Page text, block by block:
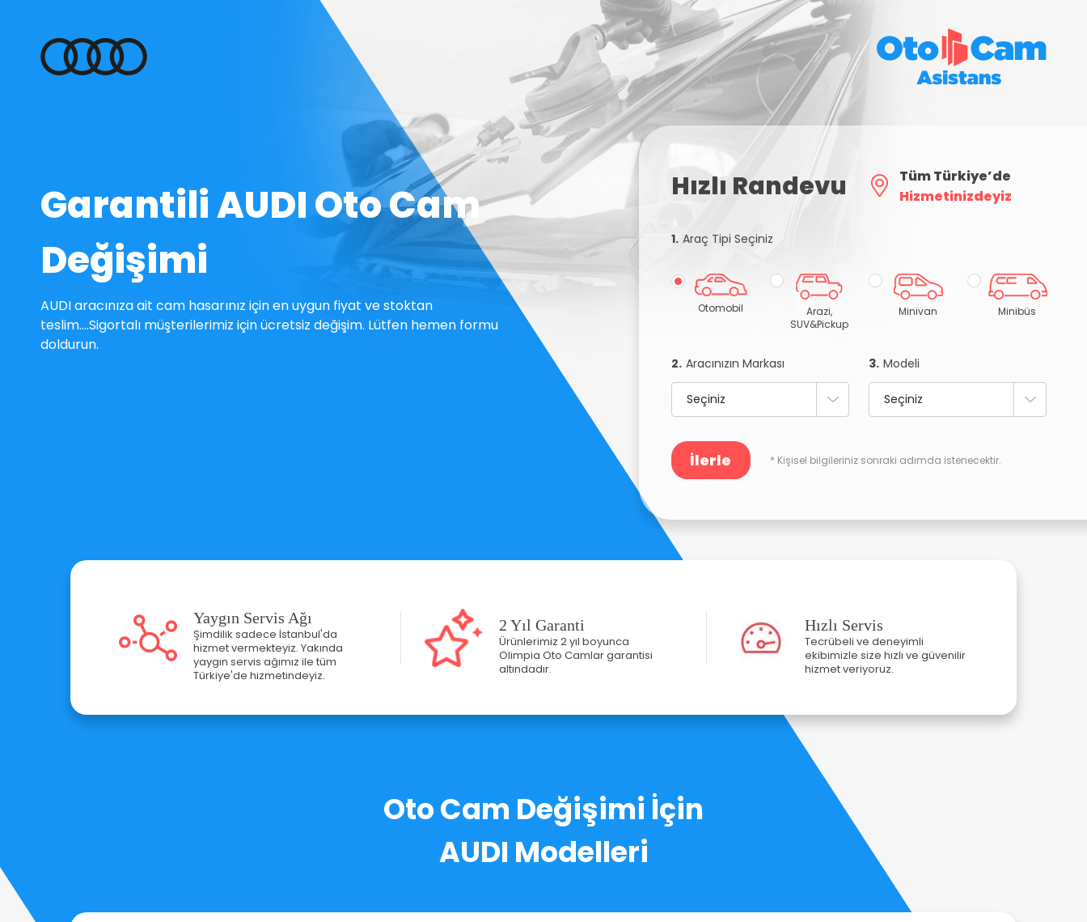
Garantili AUDI Oto Cam
Değişimi
AUDI aracınıza ait cam hasarınız için en uygun fiyat ve stoktan
teslim….Sigortalı müşterilerimiz için ücretsiz değişim. Lütfen hemen formu
doldurun.
Hızlı Randevu
Tüm Türkiye’de
Hizmetinizdeyiz
1. Araç Tipi Seçiniz
Otomobil
Arazi,
SUV&Pickup
Minivan Minibüs
2. Aracınızın Markası 3. Modeli
İlerle * Kişisel bilgileriniz sonraki adımda istenecektir.
Yaygın Servis Ağı
Şimdilik sadece İstanbul'da
hizmet vermekteyiz. Yakında
yaygın servis ağımız ile tüm
Türkiye'de hizmetindeyiz.
2 Yıl Garanti
Ürünlerimiz 2 yıl boyunca
Olimpia Oto Camlar garantisi
altındadır.
Hızlı Servis
Tecrübeli ve deneyimli
ekibimizle size hızlı ve güvenilir
hizmet veriyoruz.
Oto Cam Değişimi İçin
AUDI Modelleri